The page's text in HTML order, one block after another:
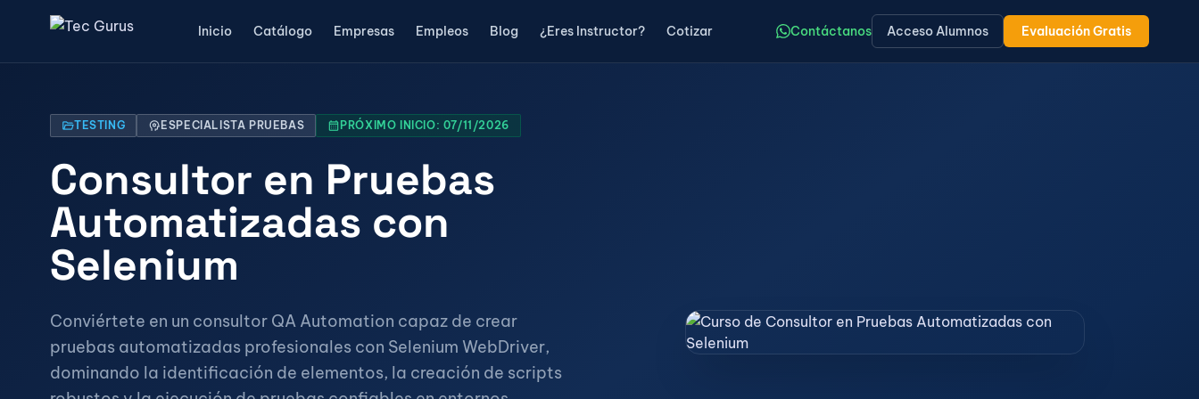
Inicio Catálogo Empresas Empleos Blog ¿Eres Instructor? Cotizar Contáctanos Acceso Alumnos Evaluación Gratis
folder_openTESTING psychology ESPECIALISTA PRUEBAS calendar_month PRÓXIMO INICIO: 07/11/2026
Consultor en Pruebas
Automatizadas con
Selenium
Conviértete en un consultor QA Automation capaz de crear
pruebas automatizadas profesionales con Selenium WebDriver,
dominando la identificación de elementos, la creación de scripts